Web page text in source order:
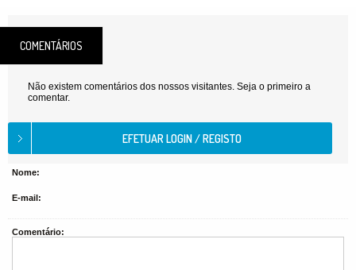
COMENTÁRIOS
Não existem comentários dos nossos visitantes. Seja o primeiro a
comentar.
Nome:
E-mail:
Comentário: